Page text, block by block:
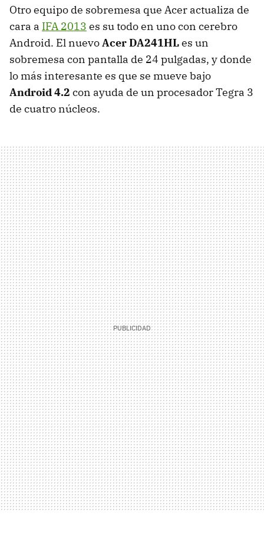
Otro equipo de sobremesa que Acer actualiza de
cara a IFA 2013 es su todo en uno con cerebro
Android. El nuevoAcer DA241HLes un
sobremesa con pantalla de 24 pulgadas, y donde
lo más interesante es que se mueve bajo
Android 4.2 con ayuda de un procesador Tegra 3
de cuatro núcleos.